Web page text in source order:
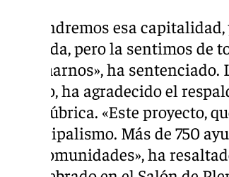
«Obtendremos esa
Granada, pero la sentimos de
el sumarnos», ha
Carazo, ha agradecido el
de la rúbrica. «Este proyecto,
municipalismo. Más de 750
mancomunidades», ha